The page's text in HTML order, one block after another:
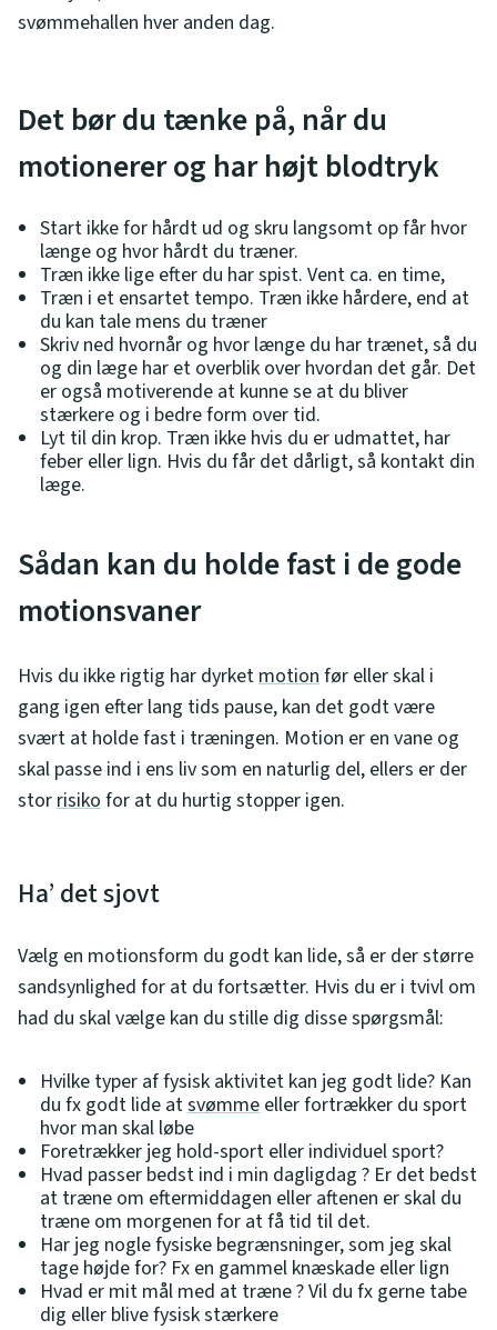
svømmehallen hver anden dag.
Det bør du tænke på, når du
motionerer og har højt blodtryk
Start ikke for hårdt ud og skru langsomt op får hvor
længe og hvor hårdt du træner.
Træn ikke lige efter du har spist. Vent ca. en time,
Træn i et ensartet tempo. Træn ikke hårdere, end at
du kan tale mens du træner
Skriv ned hvornår og hvor længe du har trænet, så du
og din læge har et overblik over hvordan det går. Det
er også motiverende at kunne se at du bliver
stærkere og i bedre form over tid.
Lyt til din krop. Træn ikke hvis du er udmattet, har
feber eller lign. Hvis du får det dårligt, så kontakt din
læge.
Sådan kan du holde fast i de gode
motionsvaner
Hvis du ikke rigtig har dyrket motion før eller skal i
gang igen efter lang tids pause, kan det godt være
svært at holde fast i træningen. Motion er en vane og
skal passe ind i ens liv som en naturlig del, ellers er der
stor risiko for at du hurtig stopper igen.
Ha’ det sjovt
Vælg en motionsform du godt kan lide, så er der større
sandsynlighed for at du fortsætter. Hvis du er i tvivl om
had du skal vælge kan du stille dig disse spørgsmål:
Hvilke typer af fysisk aktivitet kan jeg godt lide? Kan
du fx godt lide atsvømme eller fortrækker du sport
hvor man skal løbe
Foretrækker jeg hold-sport eller individuel sport?
Hvad passer bedst ind i min dagligdag ? Er det bedst
at træne om eftermiddagen eller aftenen er skal du
træne om morgenen for at få tid til det.
Har jeg nogle fysiske begrænsninger, som jeg skal
tage højde for? Fx en gammel knæskade eller lign
Hvad er mit mål med at træne ? Vil du fx gerne tabe
dig eller blive fysisk stærkere